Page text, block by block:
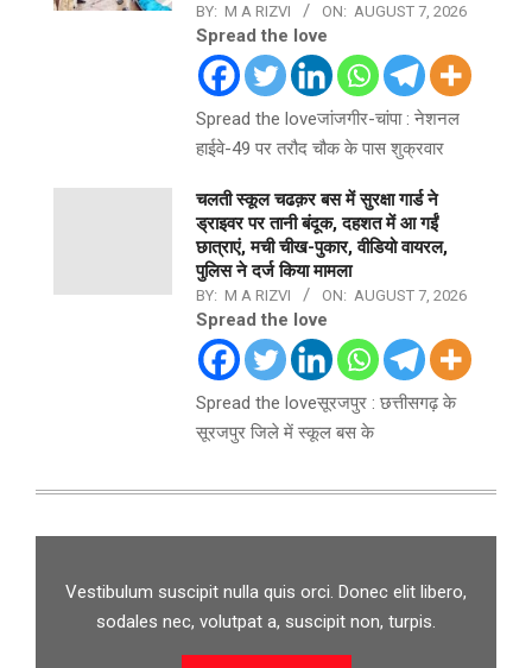
BY: M A RIZVI ON: AUGUST 7, 2026
Spread the love
Spread the loveजांजगीर-चांपा : नेशनल
हाईवे-49 पर तरौद चौक के पास शुक्रवार
चलती स्कूल चढक़र बस में सुरक्षा गार्ड ने
ड्राइवर पर तानी बंदूक, दहशत में आ गईं
छात्राएं, मची चीख-पुकार, वीडियो वायरल,
पुलिस ने दर्ज किया मामला
BY: M A RIZVI ON: AUGUST 7, 2026
Spread the love
Spread the loveसूरजपुर : छत्तीसगढ़ के
सूरजपुर जिले में स्कूल बस के
Vestibulum suscipit nulla quis orci. Donec elit libero,
sodales nec, volutpat a, suscipit non, turpis.